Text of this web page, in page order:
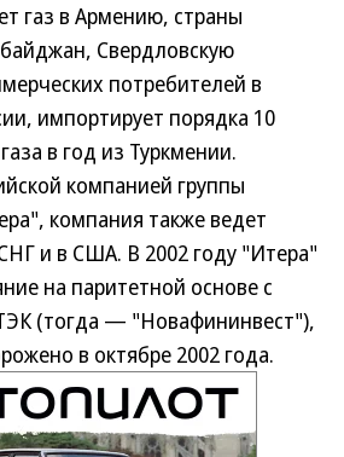
газ в Армению, страны
Свердловскую
потребителей в
импортирует порядка 10
в год из Туркмении.
компанией группы
компания также ведет
и в США. В 2002 году "Итера"
на паритетной основе с
(тогда — "Новафининвест"),
в октябре 2002 года.